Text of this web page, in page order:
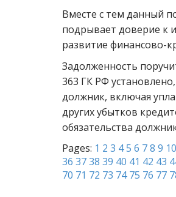
Вместе с тем данный
подрывает доверие к
развитие финансово-
Задолженность
363 ГК РФ
должник, включая
других убытков
обязательства
Pages: 1 2 3 45 6 78 9 10
36 3738 39 40 41 42 43
70 71 72 73 74 75 76 77